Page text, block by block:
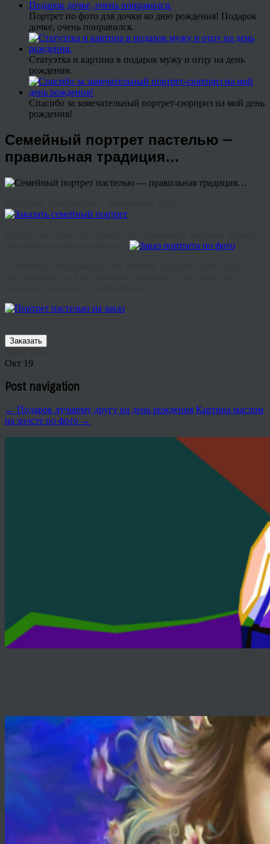
Портрет по фото для дочки ко дню рождения! Подарок
дочке, очень понравился.
Статуэтка и картина в подарок мужу и отцу на день
рождения.
Спасибо за замечательный портрет-сюрприз на мой день
рождения!
Семейный портрет пастелью —
правильная традиция…
Заказать
Окт 19
Post navigation
← Подарок лучшему другу на день рождения Картина маслом
на холсте по фото →